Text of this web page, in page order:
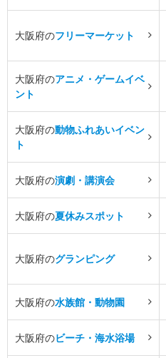
大阪府のフリーマーケット
大阪府のアニメ・ゲームイベ
ント
大阪府の動物ふれあいイベン
ト
大阪府の演劇・講演会
大阪府の夏休みスポット
大阪府のグランピング
大阪府の水族館・動物園
大阪府のビーチ・海水浴場